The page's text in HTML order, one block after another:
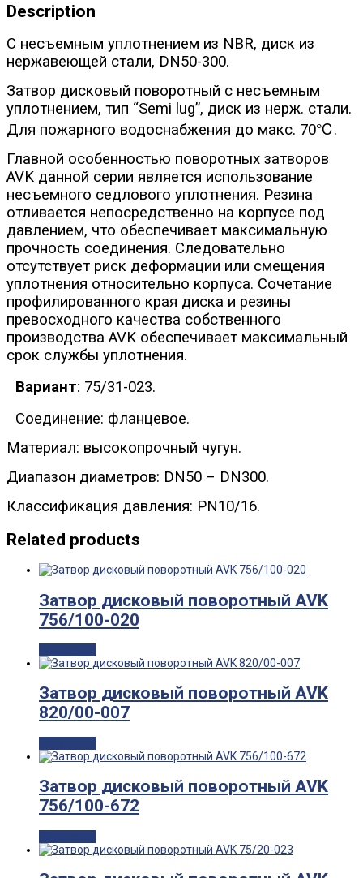
Description
С несъемным уплотнением из NBR, диск из
нержавеющей стали, DN50-300.
Затвор дисковый поворотный c несъемным
уплотнением, тип “Semi lug”, диск из нерж. стали.
Для пожарного водоснабжения до макс. 70℃.
Главной особенностью поворотных затворов
AVK данной серии является использование
несъемного седлового уплотнения. Резина
отливается непосредственно на корпусе под
давлением, что обеспечивает максимальную
прочность соединения. Следовательно
отсутствует риск деформации или смещения
уплотнения относительно корпуса. Сочетание
профилированного края диска и резины
превосходного качества собственного
производства AVK обеспечивает максимальный
срок службы уплотнения.
Вариант: 75/31-023.
Соединение: фланцевое.
Материал: высокопрочный чугун.
Диапазон диаметров: DN50 – DN300.
Классификация давления: PN10/16.
Related products
Затвор дисковый поворотный AVK
756/100-020
Затвор дисковый поворотный AVK
820/00-007
Затвор дисковый поворотный AVK
756/100-672